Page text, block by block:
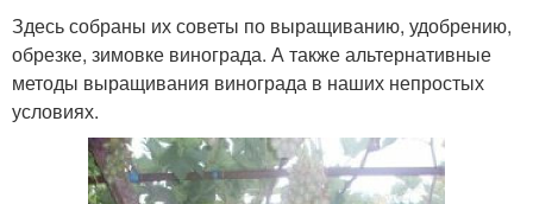
Здесь собраны их советы по выращиванию, удобрению,
обрезке, зимовке винограда. А также альтернативные
методы выращивания винограда в наших непростых
условиях.